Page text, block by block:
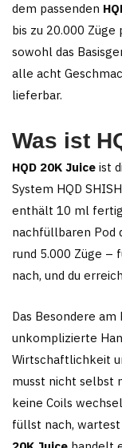
dem passenden
bis zu 20.000
sowohl das
alle acht
lieferbar.
Was ist
HQD 20K Juice ist
System HQD
enthält 10 ml fertig
nachfüllbaren Pod
rund 5.000 Züge –
nach, und du
Das Besondere
unkomplizierte
Wirtschaftlichkeit
musst nicht selbst
keine Coils
füllst nach,